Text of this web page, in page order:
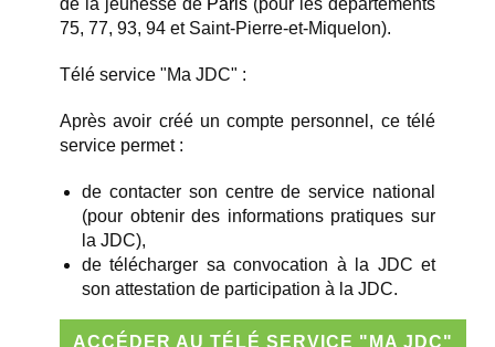
de la jeunesse de Paris (pour les départements
75, 77, 93, 94 et Saint-Pierre-et-Miquelon).
Télé service "Ma JDC" :
Après avoir créé un compte personnel, ce télé
service permet :
de contacter son centre de service national
(pour obtenir des informations pratiques sur
la JDC),
de télécharger sa convocation à la JDC et
son attestation de participation à la JDC.
ACCÉDER AU TÉLÉ SERVICE "MA JDC"